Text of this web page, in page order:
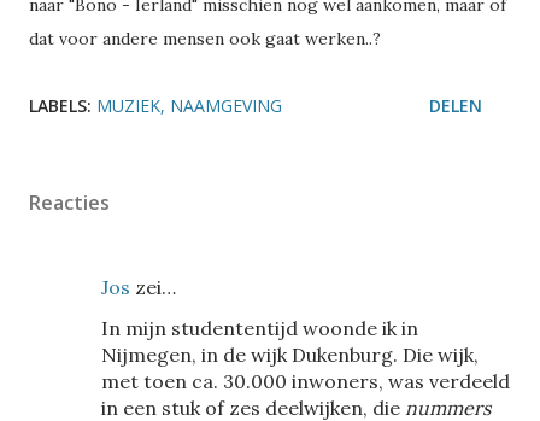
naar "Bono - Ierland" misschien nog wel aankomen, maar of
dat voor andere mensen ook gaat werken..?
LABELS: MUZIEK NAAMGEVING DELEN
Reacties
Jos zei…
In mijn studententijd woonde ik in
Nijmegen, in de wijk Dukenburg. Die wijk,
met toen ca. 30.000 inwoners, was verdeeld
in een stuk of zes deelwijken, die nummers